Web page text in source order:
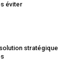
éviter
stratégique